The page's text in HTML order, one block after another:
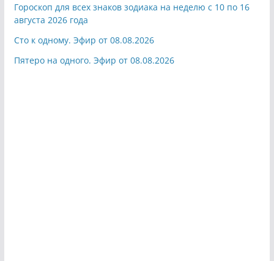
Гороскоп для всех знаков зодиака на неделю с 10 по 16
августа 2026 года
Сто к одному. Эфир от 08.08.2026
Пятеро на одного. Эфир от 08.08.2026